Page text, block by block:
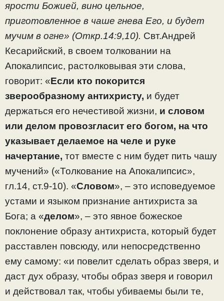
ярости Божией, вино цельное,
приготовленное в чаше гнева Его, и будет
мучим в огне» (Откр.14:9,10). Свт.Андрей
Кесарийский, в своем толковании на
Апокалипсис, растолковывая эти слова,
говорит: «Если кто покорится
зверообразному антихристу, и будет
держаться его нечестивой жизни, и словом
или делом провозгласит его богом, на что
указывает делаемое на челе и руке
начертание, тот вместе с ним будет пить чашу
мучений» («Толкование на Апокалипсис»,
гл.14, ст.9-10). «Словом», – это исповедуемое
устами и языком признание антихриста за
Бога; а «делом», – это явное божеское
поклонение образу антихриста, который будет
расставлен повсюду, или непосредственно
ему самому: «и повелит сделать образ зверя, и
даст дух образу, чтобы образ зверя и говорил
и действовал так, чтобы убиваемы были те,